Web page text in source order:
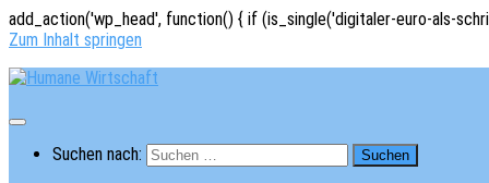
add_action('wp_head', function() { if (is_single('digitaler-euro-als-
Zum Inhalt springen
Suchen nach: